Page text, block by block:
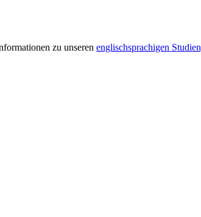
zu unseren englischsprachigen